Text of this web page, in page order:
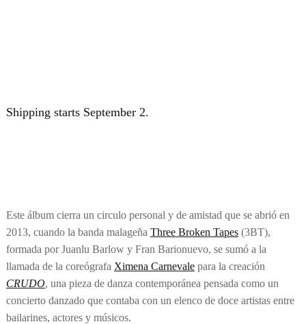
Shipping starts September 2.
Este álbum cierra un circulo personal y de amistad que se abrió en
2013, cuando la banda malageña Three Broken Tapes(3BT),
formada por Juanlu Barlow y Fran Barionuevo, se sumó a la
llamada de la coreógrafa Ximena Carnevalepara la creación
CRUDO, una pieza de danza contemporánea pensada como un
concierto danzado que contaba con un elenco de doce artistas entre
bailarines, actores y músicos.